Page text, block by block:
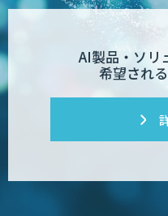
AI製品・ソリ
希望され